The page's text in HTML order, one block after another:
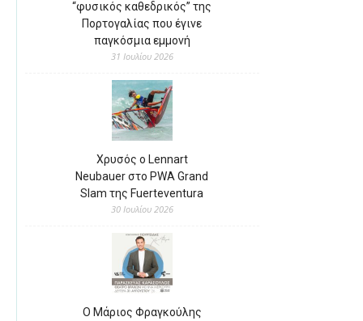
“φυσικός καθεδρικός” της
Πορτογαλίας που έγινε
παγκόσμια εμμονή
31 Ιουλίου 2026
Χρυσός ο Lennart
Neubauer στο PWA Grand
Slam της Fuerteventura
30 Ιουλίου 2026
Ο Μάριος Φραγκούλης